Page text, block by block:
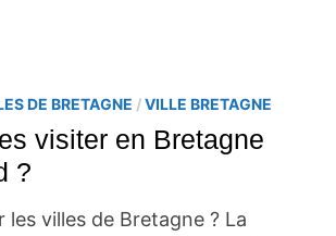
DE BRETAGNE /VILLE BRETAGNE
visiter en Bretagne
?
les villes de Bretagne ? La